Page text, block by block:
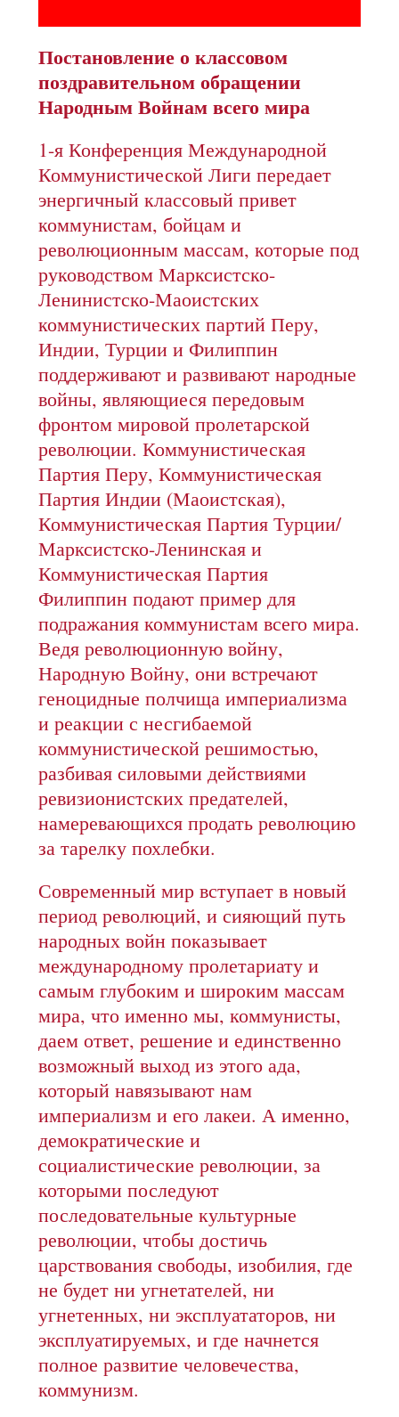
Постановление о классовом
поздравительном обращении
Народным Войнам всего мира
1-я Конференция Международной
Коммунистической Лиги передает
энергичный классовый привет
коммунистам, бойцам и
революционным массам, которые под
руководством Марксистско-
Ленинистско-Маоистских
коммунистических партий Перу,
Индии, Турции и Филиппин
поддерживают и развивают народные
войны, являющиеся передовым
фронтом мировой пролетарской
революции. Коммунистическая
Партия Перу, Коммунистическая
Партия Индии (Маоистская),
Коммунистическая Партия Турции/
Марксистско-Ленинская и
Коммунистическая Партия
Филиппин подают пример для
подражания коммунистам всего мира.
Ведя революционную войну,
Народную Войну, они встречают
геноцидные полчища империализма
и реакции с несгибаемой
коммунистической решимостью,
разбивая силовыми действиями
ревизионистских предателей,
намеревающихся продать революцию
за тарелку похлебки.
Современный мир вступает в новый
период революций, и сияющий путь
народных войн показывает
международному пролетариату и
самым глубоким и широким массам
мира, что именно мы, коммунисты,
даем ответ, решение и единственно
возможный выход из этого ада,
который навязывают нам
империализм и его лакеи. А именно,
демократические и
социалистические революции, за
которыми последуют
последовательные культурные
революции, чтобы достичь
царствования свободы, изобилия, где
не будет ни угнетателей, ни
угнетенных, ни эксплуататоров, ни
эксплуатируемых, и где начнется
полное развитие человечества,
коммунизм.